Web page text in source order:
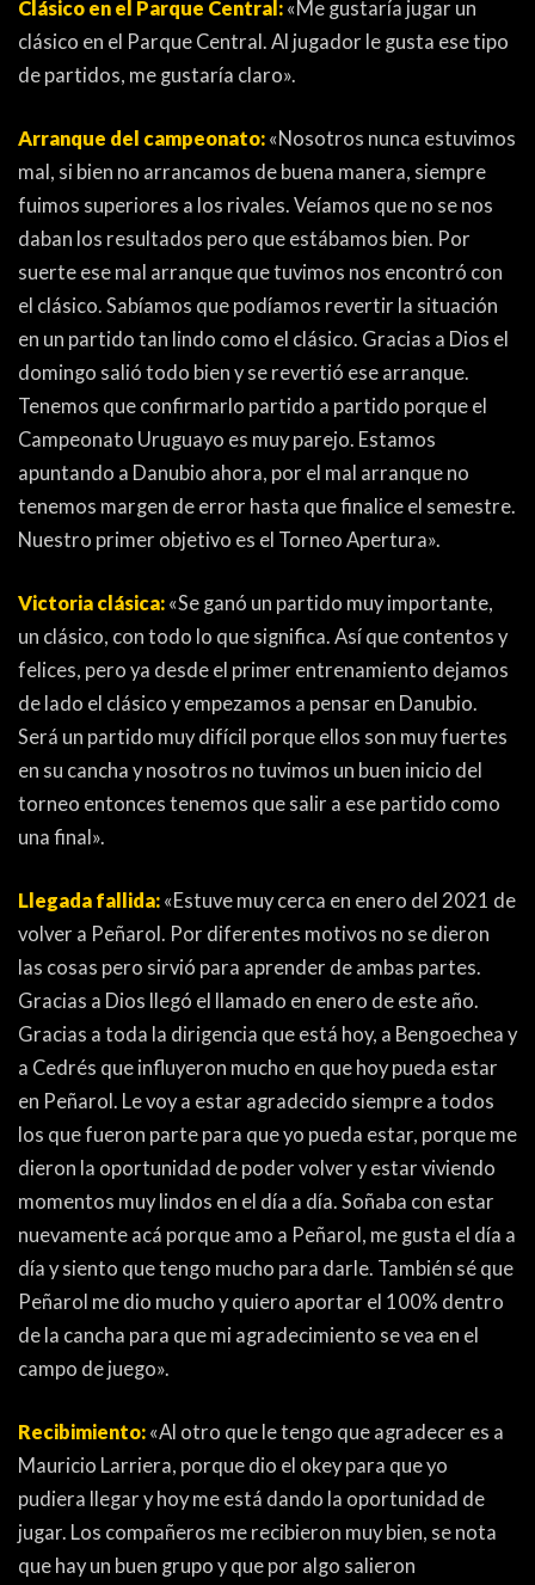
Clásico en el Parque Central: «Me gustaría jugar un
clásico en el Parque Central. Al jugador le gusta ese tipo
de partidos, me gustaría claro».
Arranque del campeonato: «Nosotros nunca estuvimos
mal, si bien no arrancamos de buena manera, siempre
fuimos superiores a los rivales. Veíamos que no se nos
daban los resultados pero que estábamos bien. Por
suerte ese mal arranque que tuvimos nos encontró con
el clásico. Sabíamos que podíamos revertir la situación
en un partido tan lindo como el clásico. Gracias a Dios el
domingo salió todo bien y se revertió ese arranque.
Tenemos que confirmarlo partido a partido porque el
Campeonato Uruguayo es muy parejo. Estamos
apuntando a Danubio ahora, por el mal arranque no
tenemos margen de error hasta que finalice el semestre.
Nuestro primer objetivo es el Torneo Apertura».
Victoria clásica: «Se ganó un partido muy importante,
un clásico, con todo lo que significa. Así que contentos y
felices, pero ya desde el primer entrenamiento dejamos
de lado el clásico y empezamos a pensar en Danubio.
Será un partido muy difícil porque ellos son muy fuertes
en su cancha y nosotros no tuvimos un buen inicio del
torneo entonces tenemos que salir a ese partido como
una final».
Llegada fallida: «Estuve muy cerca en enero del 2021 de
volver a Peñarol. Por diferentes motivos no se dieron
las cosas pero sirvió para aprender de ambas partes.
Gracias a Dios llegó el llamado en enero de este año.
Gracias a toda la dirigencia que está hoy, a Bengoechea y
a Cedrés que influyeron mucho en que hoy pueda estar
en Peñarol. Le voy a estar agradecido siempre a todos
los que fueron parte para que yo pueda estar, porque me
dieron la oportunidad de poder volver y estar viviendo
momentos muy lindos en el día a día. Soñaba con estar
nuevamente acá porque amo a Peñarol, me gusta el día a
día y siento que tengo mucho para darle. También sé que
Peñarol me dio mucho y quiero aportar el 100% dentro
de la cancha para que mi agradecimiento se vea en el
campo de juego».
Recibimiento: «Al otro que le tengo que agradecer es a
Mauricio Larriera, porque dio el okey para que yo
pudiera llegar y hoy me está dando la oportunidad de
jugar. Los compañeros me recibieron muy bien, se nota
que hay un buen grupo y que por algo salieron